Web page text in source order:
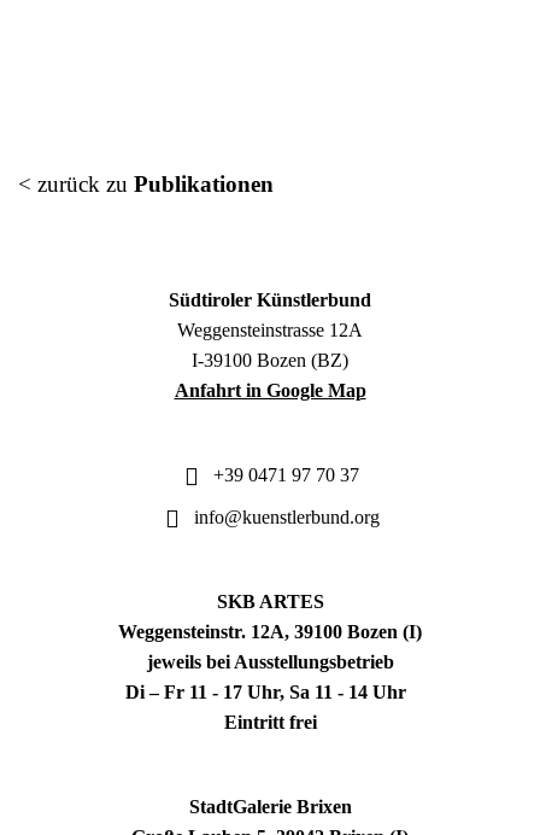
< zurück zu Publikationen
Südtiroler Künstlerbund
Weggensteinstrasse 12A
I-39100 Bozen (BZ)
Anfahrt in Google Map
+39 0471 97 70 37
info@kuenstlerbund.org
SKB ARTES
Weggensteinstr. 12A, 39100 Bozen (I)
jeweils bei Ausstellungsbetrieb
Di – Fr 11 - 17 Uhr, Sa 11 - 14 Uhr
Eintritt frei
StadtGalerie Brixen